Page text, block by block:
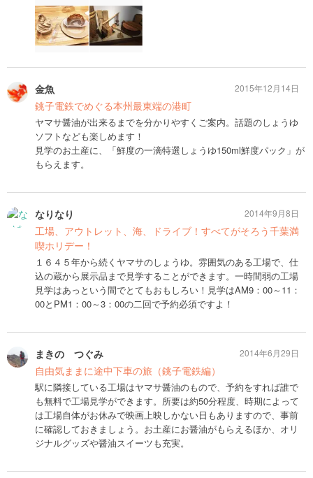
金魚
銚子電鉄でめぐる本州最東端の港町
ヤマサ醤油が出来るまでを分かりやすくご案内。話題のしょうゆ
ソフトなども楽しめます！
見学のお土産に、「鮮度の一滴特選しょうゆ150ml鮮度パック」が
もらえます。
2015年12月14日
なりなり
工場、アウトレット、海、ドライブ！すべてがそろう千葉満
喫ホリデー！
１６４５年から続くヤマサのしょうゆ。雰囲気のある工場で、仕
込の蔵から展示品まで見学することができます。一時間弱の工場
見学はあっという間でとてもおもしろい！見学はAM9：00～11：
00とPM1：00～3：00の二回で予約必須ですよ！
2014年9月8日
まきの つぐみ
自由気ままに途中下車の旅（銚子電鉄編）
駅に隣接している工場はヤマサ醤油のもので、予約をすれば誰で
も無料で工場見学ができます。所要は約50分程度、時期によって
は工場自体がお休みで映画上映しかない日もありますので、事前
に確認しておきましょう。お土産にお醤油がもらえるほか、オリ
ジナルグッズや醤油スイーツも充実。
2014年6月29日